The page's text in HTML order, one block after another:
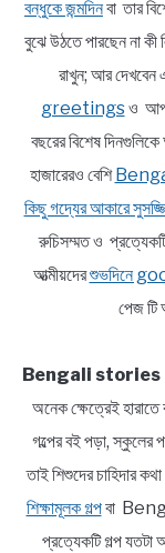
বন্ধুকে জন্মদিনবা তার
বুঝে উঠতে পারছেন না
রাখুন; আর দেখবেন
greetingsও
বছরের বিশেষ
হাজারেরও বেশি
কিছু গদ্যের আকারে
রুচিসম্মত ও
আত্মীয়দেরশুভদিনে
পেজ টি
Bengali stories
অনেক ক্ষেত্রেই হারাতে
গল্পের বই পড়া, স্কুলের
তাই শিশুদের চাহিদার
শিক্ষামূলক গল্পবা
প্রত্যেকটি গল্প যতটা